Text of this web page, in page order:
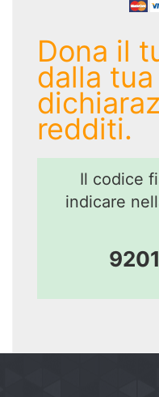
Dona il
dalla tua
redditi.
Il codice
indicare